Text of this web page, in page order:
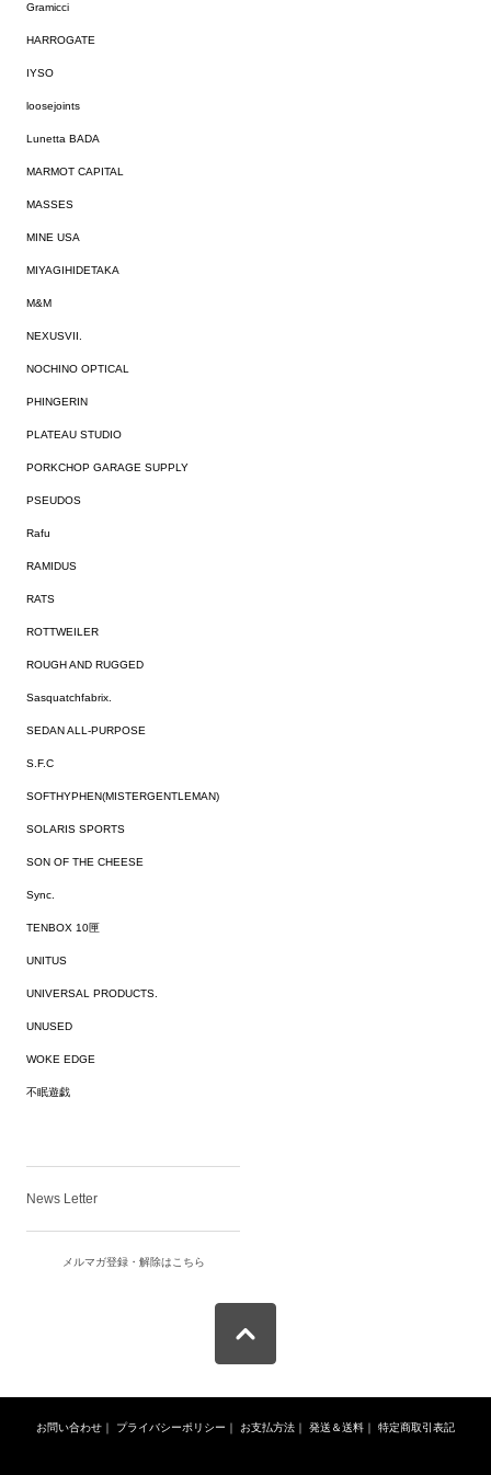
Gramicci
HARROGATE
IYSO
loosejoints
Lunetta BADA
MARMOT CAPITAL
MASSES
MINE USA
MIYAGIHIDETAKA
M&M
NEXUSVII.
NOCHINO OPTICAL
PHINGERIN
PLATEAU STUDIO
PORKCHOP GARAGE SUPPLY
PSEUDOS
Rafu
RAMIDUS
RATS
ROTTWEILER
ROUGH AND RUGGED
Sasquatchfabrix.
SEDAN ALL-PURPOSE
S.F.C
SOFTHYPHEN(MISTERGENTLEMAN)
SOLARIS SPORTS
SON OF THE CHEESE
Sync.
TENBOX 10匣
UNITUS
UNIVERSAL PRODUCTS.
UNUSED
WOKE EDGE
不眠遊戯
News Letter
メルマガ登録・解除はこちら
お問い合わせ プライバシーポリシー お支払方法 発送＆送料 特定商取引表記